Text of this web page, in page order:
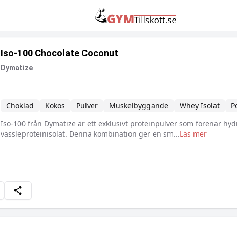
Iso-100 Chocolate Coconut
Dymatize
Choklad Kokos Pulver Muskelbyggande Whey Isolat
Beskrivning
Iso-100 från Dymatize är ett exklusivt proteinpulver som förenar
vassleproteinisolat. Denna kombination ger en sm...Läs mer
Dela